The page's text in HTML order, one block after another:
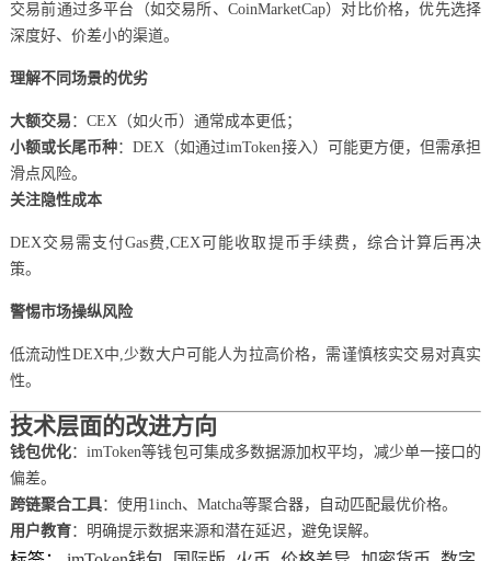
交易前通过多平台（如交易所、CoinMarketCap）对比价格，优先选择
深度好、价差小的渠道。
理解不同场景的优劣
大额交易 ：CEX（如火币）通常成本更低；
小额或长尾币种：DEX（如通过imToken接入）可能更方便，但需承担
滑点风险。
关注隐性成本
DEX交易需支付Gas费,CEX可能收取提币手续费，综合计算后再决
策。
警惕市场操纵风险
低流动性DEX中,少数大户可能人为拉高价格，需谨慎核实交易对真实
性。
技术层面的改进方向
钱包优化：imToken等钱包可集成多数据源加权平均，减少单一接口的
偏差。
跨链聚合工具：使用1inch、Matcha等聚合器，自动匹配最优价格。
用户教育：明确提示数据来源和潜在延迟，避免误解。